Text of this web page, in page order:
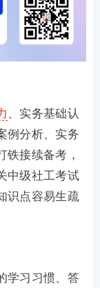
、实务基础认
例分析、实务
铁接续备考，
中级社工考试
识点容易生疏
学习习惯、答